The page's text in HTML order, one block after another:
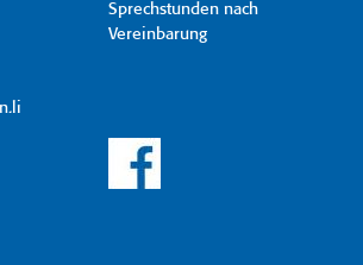
Sprechstunden nach
Vereinbarung